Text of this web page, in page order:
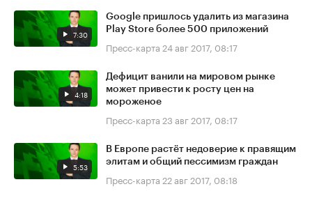
7:30
Google пришлось удалить из магазина
Play Store более 500 приложений
Пресс-карта 24 авг 2017, 08:17
4:18
Дефицит ванили на мировом рынке
может привести к росту цен на
мороженое
Пресс-карта 23 авг 2017, 08:17
5:53
В Европе растёт недоверие к правящим
элитам и общий пессимизм граждан
Пресс-карта 22 авг 2017, 08:18